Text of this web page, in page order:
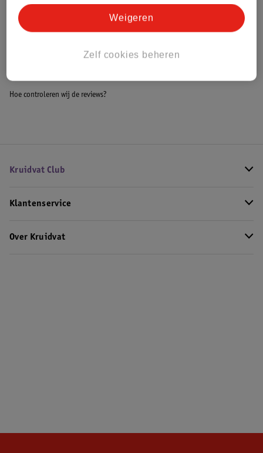
Bestel & Bezorginformatie
Hoe controleren wij de reviews?
Kruidvat Club
Klantenservice
Over Kruidvat
Zelf cookies beheren
Weigeren